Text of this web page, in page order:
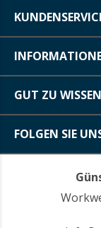
GUT ZU WISSEN
FOLGEN SIE